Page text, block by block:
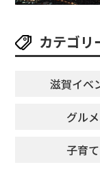
カテゴリ
滋賀イベ
グルメ
子育て